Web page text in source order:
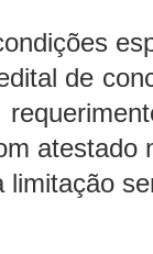
de
atestado
limitação